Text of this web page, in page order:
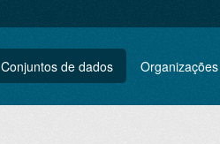
Conjuntos de dados Organizações